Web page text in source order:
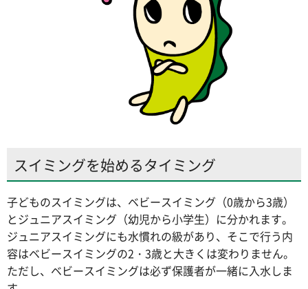
スイミングを始めるタイミング
子どものスイミングは、ベビースイミング（0歳から3歳）
とジュニアスイミング（幼児から小学生）に分かれます。
ジュニアスイミングにも水慣れの級があり、そこで行う内
容はベビースイミングの2・3歳と大きくは変わりません。
ただし、ベビースイミングは必ず保護者が一緒に入水しま